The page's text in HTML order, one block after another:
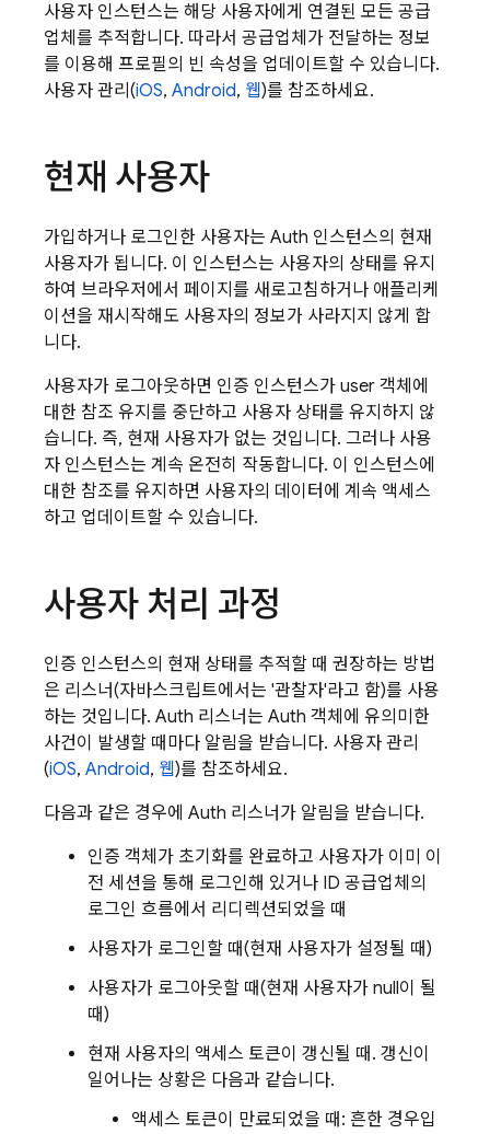
사용자 인스턴스는 해당 사용자에게 연결된 모든 공급
업체를 추적합니다. 따라서 공급업체가 전달하는 정보
를 이용해 프로필의 빈 속성을 업데이트할 수 있습니다.
사용자 관리(iOS, Android, 웹)를 참조하세요.
현재 사용자
가입하거나 로그인한 사용자는 Auth 인스턴스의 현재
사용자가 됩니다. 이 인스턴스는 사용자의 상태를 유지
하여 브라우저에서 페이지를 새로고침하거나 애플리케
이션을 재시작해도 사용자의 정보가 사라지지 않게 합
니다.
사용자가 로그아웃하면 인증 인스턴스가 user 객체에
대한 참조 유지를 중단하고 사용자 상태를 유지하지 않
습니다. 즉, 현재 사용자가 없는 것입니다. 그러나 사용
자 인스턴스는 계속 온전히 작동합니다. 이 인스턴스에
대한 참조를 유지하면 사용자의 데이터에 계속 액세스
하고 업데이트할 수 있습니다.
사용자 처리 과정
인증 인스턴스의 현재 상태를 추적할 때 권장하는 방법
은 리스너(자바스크립트에서는 '관찰자'라고 함)를 사용
하는 것입니다. Auth 리스너는 Auth 객체에 유의미한
사건이 발생할 때마다 알림을 받습니다. 사용자 관리
(iOS, Android, 웹)를 참조하세요.
다음과 같은 경우에 Auth 리스너가 알림을 받습니다.
인증 객체가 초기화를 완료하고 사용자가 이미 이
전 세션을 통해 로그인해 있거나 ID 공급업체의
로그인 흐름에서 리디렉션되었을 때
사용자가 로그인할 때(현재 사용자가 설정될 때)
사용자가 로그아웃할 때(현재 사용자가 null이 될
때)
현재 사용자의 액세스 토큰이 갱신될 때. 갱신이
일어나는 상황은 다음과 같습니다.
액세스 토큰이 만료되었을 때: 흔한 경우입